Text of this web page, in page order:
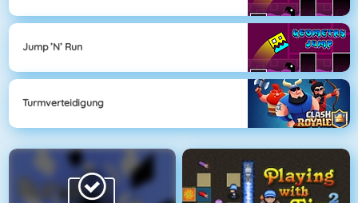
Jump ’n’ Run
Turmverteidigung